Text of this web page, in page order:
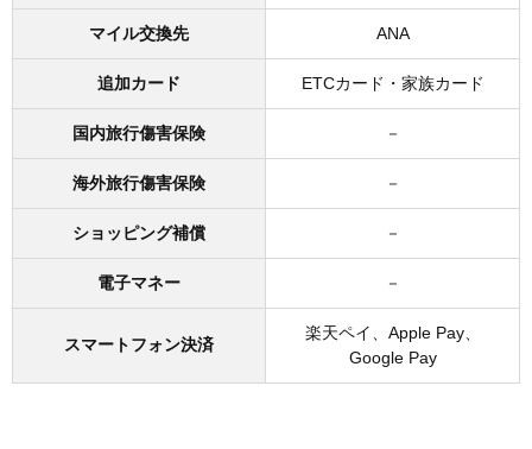
マイル交換先 ANA
追加カード ETCカード・家族カード
国内旅行傷害保険 －
海外旅行傷害保険 －
ショッピング補償 －
電子マネー －
スマートフォン決済
楽天ペイ、Apple Pay、
Google Pay